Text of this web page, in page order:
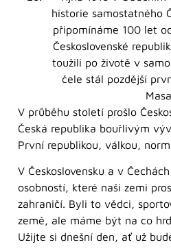
historie samostatného
připomínáme 100 let
Československé
toužili po životě v
čele stál pozdější
V průběhu století prošlo
Česká republika bouřlivým
První republikou, válkou,
V Československu a v
osobností, které naši zemi
zahraničí. Byli to vědci,
země, ale máme být na co
Užijte si dnešní den, ať už